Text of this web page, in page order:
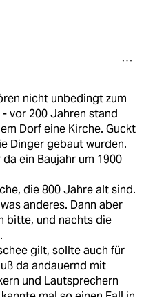
nicht unbedingt zum
vor 200 Jahren stand
Dorf eine Kirche. Guckt
Dinger gebaut wurden.
ein Baujahr um 1900
die 800 Jahre alt sind.
anderes. Dann aber
bitte, und nachts die
gilt, sollte auch für
da andauernd mit
und Lautsprechern